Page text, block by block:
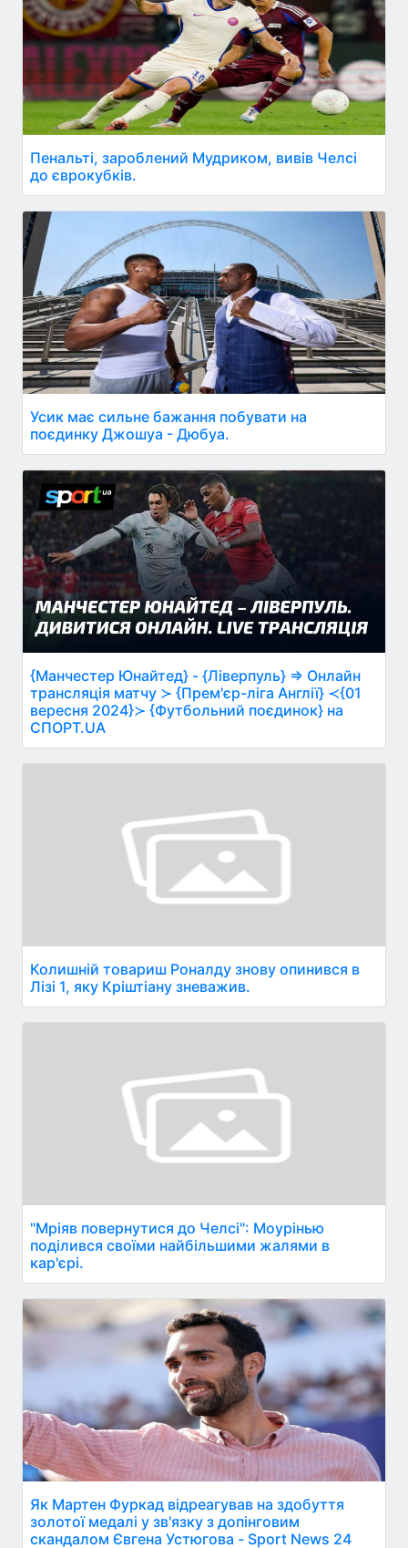
Пенальті, зароблений Мудриком, вивів Челсі
до єврокубків.
Усик має сильне бажання побувати на
поєдинку Джошуа - Дюбуа.
{Манчестер Юнайтед} - {Ліверпуль} ⇒ Онлайн
трансляція матчу ≻ {Прем'єр-ліга Англії} ≺{01
вересня 2024}≻ {Футбольний поєдинок} на
СПОРТ.UA
Колишній товариш Роналду знову опинився в
Лізі 1, яку Кріштіану зневажив.
"Мріяв повернутися до Челсі": Моурінью
поділився своїми найбільшими жалями в
кар'єрі.
Як Мартен Фуркад відреагував на здобуття
золотої медалі у зв'язку з допінговим
скандалом Євгена Устюгова - Sport News 24